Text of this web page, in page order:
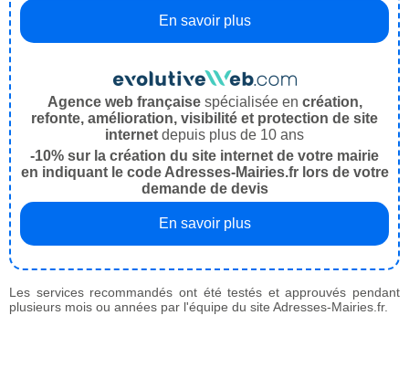
En savoir plus
Agence web françaisespécialisée en création,
refonte, amélioration, visibilité et protection de site
internet depuis plus de 10 ans
-10% sur la création du site internet de votre mairie
en indiquant le code Adresses-Mairies.fr lors de votre
demande de devis
En savoir plus
Les services recommandés ont été testés et approuvés pendant
plusieurs mois ou années par l'équipe du site Adresses-Mairies.fr.